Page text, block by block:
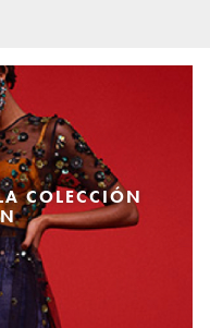
COLECCIÓN